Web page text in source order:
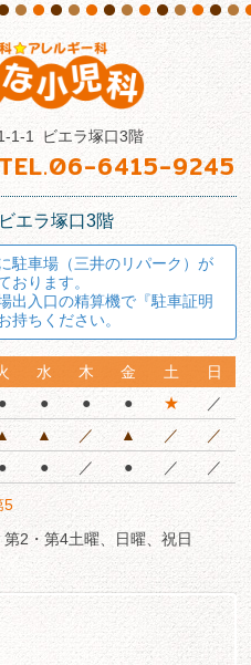
1-1 ビエラ塚口3階
TEL.06-6415-9245
ビエラ塚口3階
駐車場（三井のリパーク）が
おります。
出入口の精算機で『駐車証明
持ちください。
水 木 金 土
日
● ● ● ● ★
／
▲ ／ ▲ ／
／
● ● ／ ● ／ ／
5
2・第4土曜、日曜、祝日